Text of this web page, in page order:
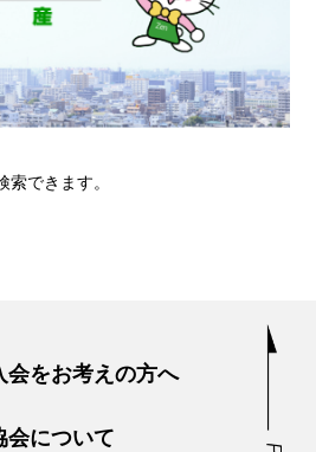
できます。
会をお考えの方へ
会について